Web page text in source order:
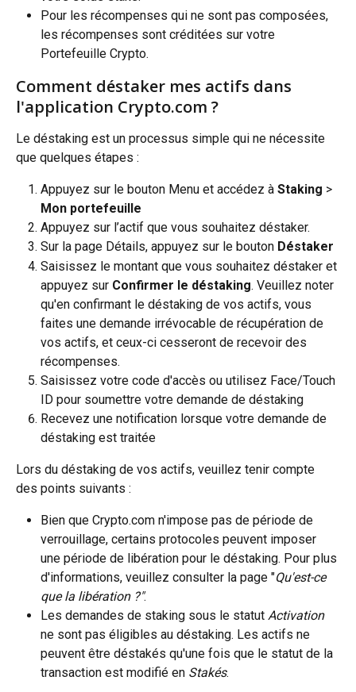
Pour les récompenses qui ne sont pas composées,
les récompenses sont créditées sur votre
Portefeuille Crypto.
Comment déstaker mes actifs dans
l'application Crypto.com ?
Le déstaking est un processus simple qui ne nécessite
que quelques étapes :
Appuyez sur le bouton Menu et accédez à Staking >
Mon portefeuille
Appuyez sur l’actif que vous souhaitez déstaker.
Sur la page Détails, appuyez sur le bouton Déstaker
Saisissez le montant que vous souhaitez déstaker et
appuyez sur Confirmer le déstaking. Veuillez noter
qu'en confirmant le déstaking de vos actifs, vous
faites une demande irrévocable de récupération de
vos actifs, et ceux-ci cesseront de recevoir des
récompenses.
Saisissez votre code d'accès ou utilisez Face/Touch
ID pour soumettre votre demande de déstaking
Recevez une notification lorsque votre demande de
déstaking est traitée
Lors du déstaking de vos actifs, veuillez tenir compte
des points suivants :
Bien que Crypto.com n'impose pas de période de
verrouillage, certains protocoles peuvent imposer
une période de libération pour le déstaking. Pour plus
d'informations, veuillez consulter la page "Qu'est-ce
que la libération ?".
Les demandes de staking sous le statut Activation
ne sont pas éligibles au déstaking. Les actifs ne
peuvent être déstakés qu'une fois que le statut de la
transaction est modifié en Stakés.